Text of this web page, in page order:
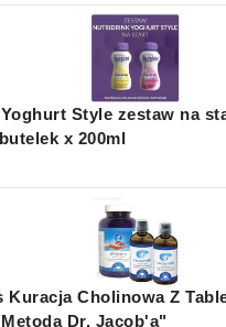
Style zestaw na
x 200ml
Kuracja Cholinowa Z
Dr. Jacob'a"